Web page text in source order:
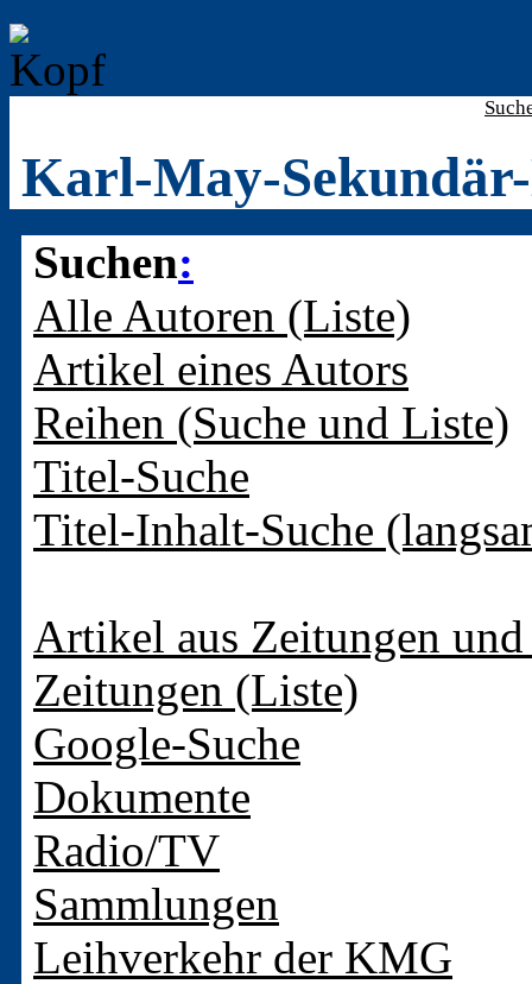
Karl-May-
Suchen:
Alle Autoren (Liste)
Artikel eines Autors
Reihen (Suche und Liste)
Titel-Suche
Titel-Inhalt-Suche
Artikel aus Zeitungen
Zeitungen (Liste)
Google-Suche
Dokumente
Radio/TV
Sammlungen
Leihverkehr der KMG